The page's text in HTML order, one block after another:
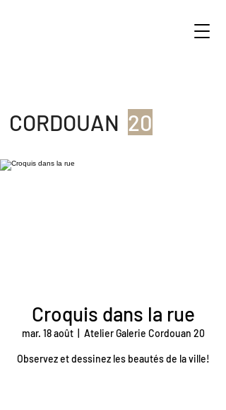
CORDOUAN 20
Croquis dans la rue
mar. 18 août
  |
Atelier Galerie Cordouan 20
Observez et dessinez les beautés de la ville!